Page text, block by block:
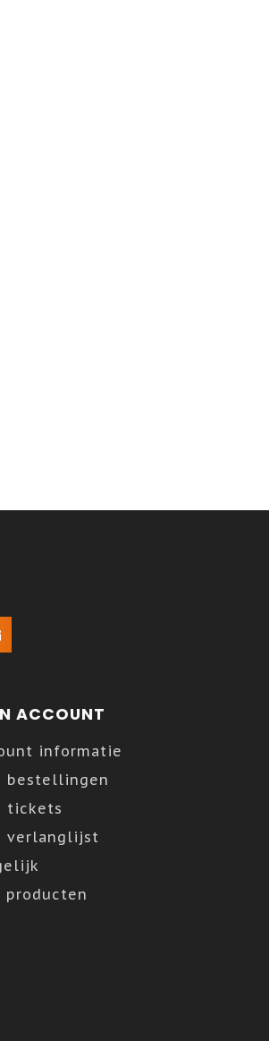
ACCOUNT
informatie
bestellingen
tickets
verlanglijst
producten